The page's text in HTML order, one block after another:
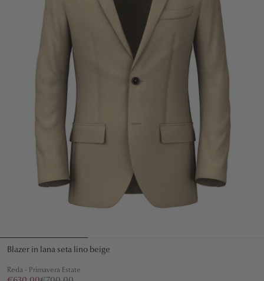
Blazer in lana seta lino beige
Reda - Primavera Estate